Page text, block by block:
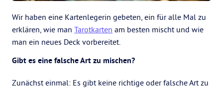
Wir haben eine Kartenlegerin gebeten, ein für alle Mal zu
erklären, wie man Tarotkarten am besten mischt und wie
man ein neues Deck vorbereitet.
Gibt es eine falsche Art zu mischen?
Zunächst einmal: Es gibt keine richtige oder falsche Art zu